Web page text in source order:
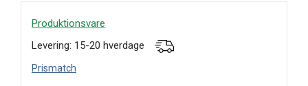
Produktionsvare
Levering: 15-20 hverdage
Prismatch